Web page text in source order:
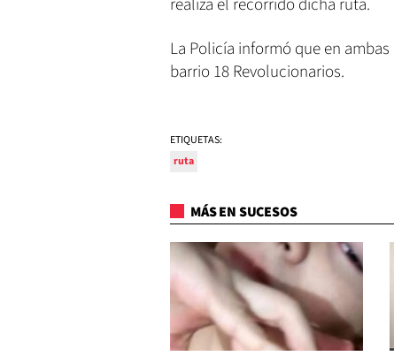
realiza el recorrido dicha ruta.
La Policía informó que en
barrio 18 Revolucionarios.
ETIQUETAS:
ruta
MÁS EN SUCESOS